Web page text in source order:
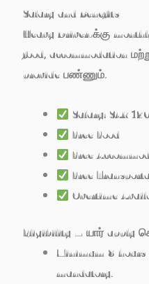
Salary and Benefits
Heavy Driver-க்கு
food, accommodation
provide பண்ணும்.
Salary: SAR
Free Food
Free
Free
Overtime
Eligibility – யார் apply
Minimum 8
mandatory.